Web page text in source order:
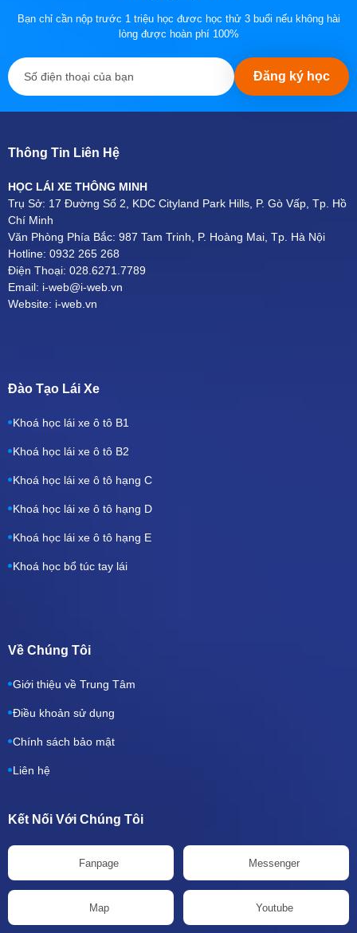
Bạn chỉ cần nộp trước 1 triệu học đươc học thử 3 buổi nếu không hài
lòng được hoàn phí 100%
Đăng ký học
Thông Tin Liên Hệ
HỌC LÁI XE THÔNG MINH
Trụ Sở: 17 Đường Số 2, KDC Cityland Park Hills, P. Gò Vấp, Tp. Hồ
Chí Minh
Văn Phòng Phía Bắc: 987 Tam Trinh, P. Hoàng Mai, Tp. Hà Nội
Hotline: 0932 265 268
Điện Thoại: 028.6271.7789
Email: i-web@i-web.vn
Website: i-web.vn
Đào Tạo Lái Xe
Khoá học lái xe ô tô B1
Khoá học lái xe ô tô B2
Khoá học lái xe ô tô hạng C
Khoá học lái xe ô tô hạng D
Khoá học lái xe ô tô hạng E
Khoá học bổ túc tay lái
Về Chúng Tôi
Giới thiệu về Trung Tâm
Điều khoản sử dụng
Chính sách bảo mật
Liên hệ
Kết Nối Với Chúng Tôi
Fanpage Messenger
Map Youtube